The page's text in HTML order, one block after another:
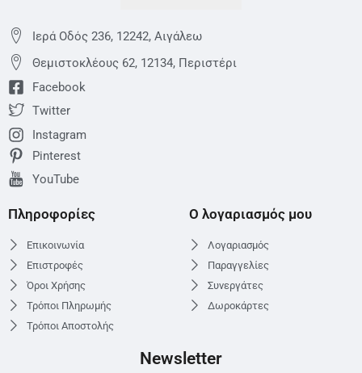
Ιερά Οδός 236, 12242, Αιγάλεω
Θεμιστoκλέους 62, 12134, Περιστέρι
Facebook
Twitter
Instagram
Pinterest
YouTube
Πληροφορίες
Επικοινωνία
Επιστροφές
Όροι Χρήσης
Τρόποι Πληρωμής
Τρόποι Αποστολής
Ο λογαριασμός μου
Λογαριασμός
Παραγγελίες
Συνεργάτες
Δωροκάρτες
Newsletter